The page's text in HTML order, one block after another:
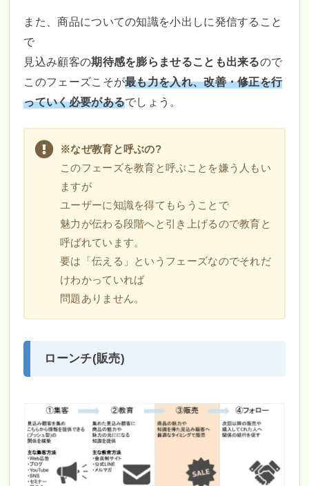
また、商品についての知識を小出しに発信すること
で
見込み顧客の期待感を膨らませることも出来るので
このフェーズこそが最も力を入れ、改善・修正を行
っていく必要があるでしょう。
※なぜ教育と呼ぶの?
このフェーズを教育と呼ぶことを嫌う人もい
ますが
ユーザーに知識を得てもらうことで
魅力が伝わる段階へと引き上げるので教育と
呼ばれています。
要は「伝える」というフェーズなのでそれだ
けわかっていれば
問題ありません。
ローンチ(販売)